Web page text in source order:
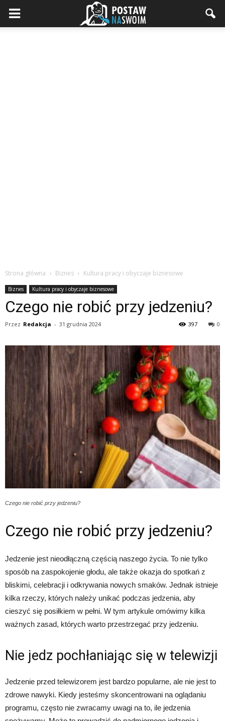
Strona główna Biznes Kultura pracy i obyczaje biznesowe
Biznes Kultura pracy i obyczaje biznesowe
Czego nie robić przy jedzeniu?
Przez Redakcja - 31 grudnia 2024 0
397
Czego nie robić przy jedzeniu?
Czego nie robić przy jedzeniu?
Jedzenie jest nieodłączną częścią naszego życia. To nie tylko
sposób na zaspokojenie głodu, ale także okazja do spotkań z
bliskimi, celebracji i odkrywania nowych smaków. Jednak istnieje
kilka rzeczy, których należy unikać podczas jedzenia, aby
cieszyć się posiłkiem w pełni. W tym artykule omówimy kilka
ważnych zasad, których warto przestrzegać przy jedzeniu.
Nie jedz pochłaniając się w telewizji
Jedzenie przed telewizorem jest bardzo popularne, ale nie jest to
zdrowe nawyki. Kiedy jesteśmy skoncentrowani na oglądaniu
programu, często nie zwracamy uwagi na to, ile jedzenia